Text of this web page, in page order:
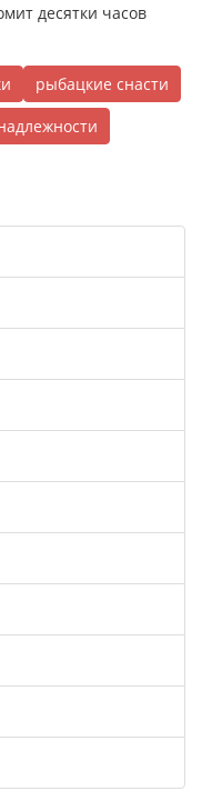
десятки часов
рыбацкие снасти